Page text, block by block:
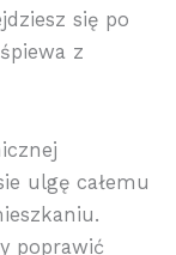
się po
z
ulgę całemu
poprawić